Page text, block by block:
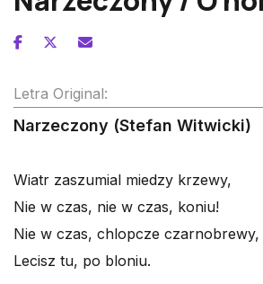
Letra Original:
Narzeczony (Stefan Witwicki)
Wiatr zaszumial miedzy krzewy,
Nie w czas, nie w czas, koniu!
Nie w czas, chlopcze czarnobrewy,
Lecisz tu, po bloniu.